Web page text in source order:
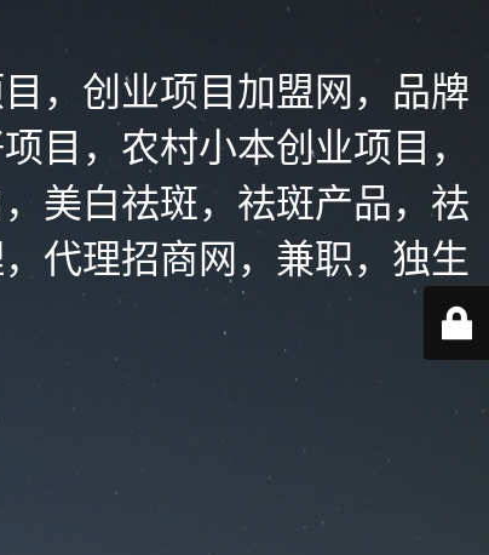
，创业项目加盟网，品牌
目，农村小本创业项目，
美白祛斑，祛斑产品，祛
代理招商网，兼职，独生